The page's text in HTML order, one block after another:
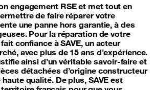
engagement RSE et met tout en
de faire réparer votre
une panne hors garantie, à des
Pour la réparation de votre
confiance à SAVE, un acteur
avec plus de 15 ans d’expérience.
ainsi d’un véritable savoir-faire et
détachées d’origine constructeur
qualité. De plus, SAVE est